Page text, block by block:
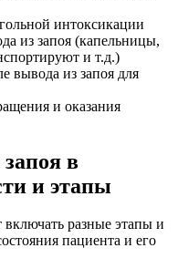
интоксикации
из запоя (капельницы,
и т.д.)
вывода из запоя для
и оказания
в
и этапы
разные этапы и
пациента и его